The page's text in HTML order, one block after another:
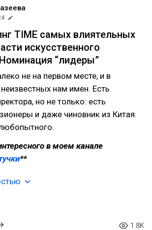
TIME самых влиятельных
искусственного
“лидеры”
не на первом месте, и в
нам имен. Есть
но не только: есть
и даже чиновник из Китая.
в моем канале
**
1.8K